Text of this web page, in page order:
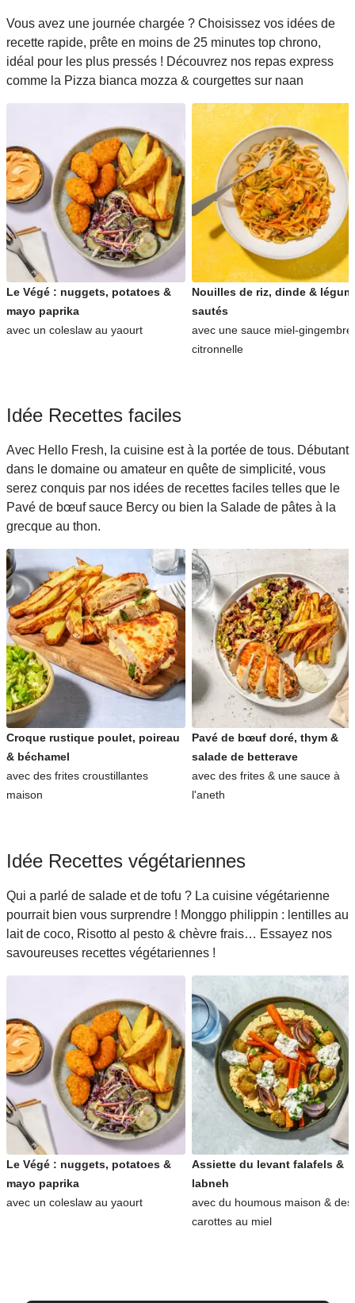
Vous avez une journée chargée ? Choisissez vos idées de
recette rapide, prête en moins de 25 minutes top chrono,
idéal pour les plus pressés ! Découvrez nos repas express
comme la Pizza bianca mozza & courgettes sur naan
Le Végé : nuggets, potatoes &
mayo paprika
avec un coleslaw au yaourt
Nouilles de riz, dinde &
sautés
avec une sauce miel-gingembre
citronnelle
Idée Recettes faciles
Avec Hello Fresh, la cuisine est à la portée de tous. Débutant
dans le domaine ou amateur en quête de simplicité, vous
serez conquis par nos idées de recettes faciles telles que le
Pavé de bœuf sauce Bercy ou bien la Salade de pâtes à la
grecque au thon.
Croque rustique poulet, poireau
& béchamel
avec des frites croustillantes
maison
Pavé de bœuf doré, thym &
salade de betterave
avec des frites & une sauce à
l'aneth
Idée Recettes végétariennes
Qui a parlé de salade et de tofu ? La cuisine végétarienne
pourrait bien vous surprendre ! Monggo philippin : lentilles au
lait de coco, Risotto al pesto & chèvre frais… Essayez nos
savoureuses recettes végétariennes !
Le Végé : nuggets, potatoes &
mayo paprika
avec un coleslaw au yaourt
Assiette du levant falafels &
labneh
avec du houmous maison & des
carottes au miel